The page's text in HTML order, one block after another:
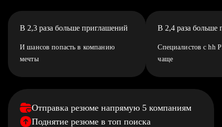
В 2,3 раза больше приглашений
И шансов попасть в компанию
мечты
В 2,4 раза больше
Специалистов с hh
чаще
Отправка резюме напрямую 5 компаниям
Поднятие резюме в топ поиска